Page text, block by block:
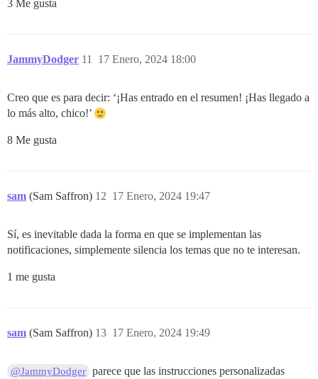
3 Me gusta
JammyDodger 17 Enero, 2024 18:00
11
Creo que es para decir: ‘¡Has entrado en el resumen! ¡Has llegado a
lo más alto, chico!’
8 Me gusta
sam (Sam Saffron) 17 Enero, 2024 19:47
12
Sí, es inevitable dada la forma en que se implementan las
notificaciones, simplemente silencia los temas que no te interesan.
1 me gusta
sam (Sam Saffron) 17 Enero, 2024 19:49
13
@JammyDodger parece que las instrucciones personalizadas